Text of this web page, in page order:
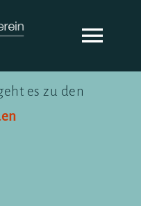
es zu den